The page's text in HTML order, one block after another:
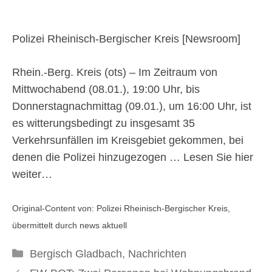
Kreisgebiet
16. Januar 2025
Polizei Rheinisch-Bergischer Kreis [Newsroom]
Rhein.-Berg. Kreis (ots) – Im Zeitraum von
Mittwochabend (08.01.), 19:00 Uhr, bis
Donnerstagnachmittag (09.01.), um 16:00 Uhr, ist
es witterungsbedingt zu insgesamt 35
Verkehrsunfällen im Kreisgebiet gekommen, bei
denen die Polizei hinzugezogen … Lesen Sie hier
weiter…
Original-Content von: Polizei Rheinisch-Bergischer Kreis,
übermittelt durch news aktuell
Kategorien
Bergisch Gladbach, Nachrichten